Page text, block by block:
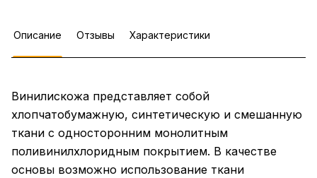
Описание Отзывы Характеристики
Винилискожа представляет собой
хлопчатобумажную, синтетическую и смешанную
ткани с односторонним монолитным
поливинилхлоридным покрытием. В качестве
основы возможно использование ткани